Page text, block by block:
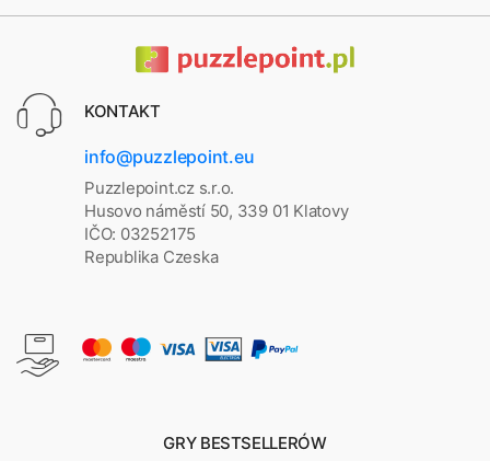
KONTAKT
info@puzzlepoint.eu
Puzzlepoint.cz s.r.o.
Husovo náměstí 50, 339 01 Klatovy
IČO: 03252175
Republika Czeska
GRY BESTSELLERÓW